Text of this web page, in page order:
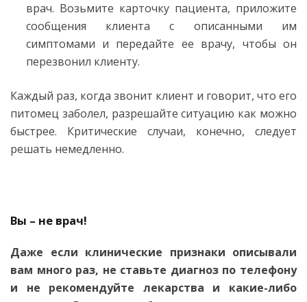
врач. Возьмите карточку пациента, приложите
сообщения клиента с описанными им
симптомами и передайте ее врачу, чтобы он
перезвонил клиенту.
Каждый раз, когда звонит клиент и говорит, что его
питомец заболел, разрешайте ситуацию как можно
быстрее. Критические случаи, конечно, следует
решать немедленно.
Вы – не врач!
Даже если клинические признаки описывали
вам много раз, не ставьте диагноз по телефону
и не рекомендуйте лекарства и какие-либо